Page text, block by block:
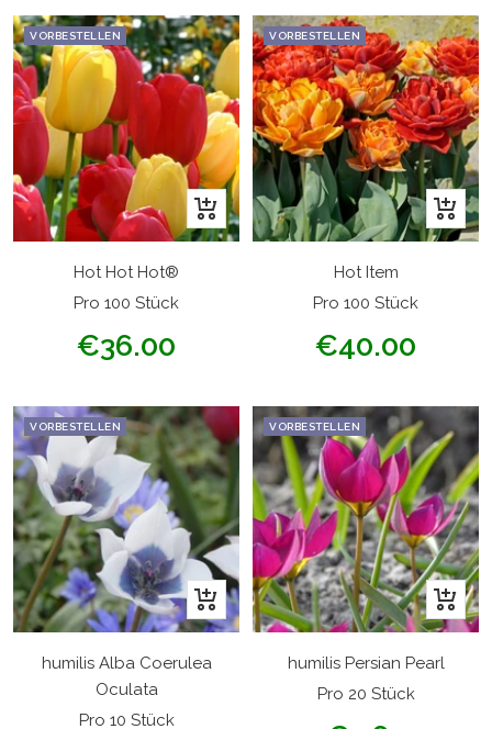
VORBESTELLEN
Schnellansicht
Hot Hot Hot®
Pro 100 Stück
Angebotspreis
€36.00
VORBESTELLEN
Hot Item
Pro 100 Stück
Angebotspreis
€40.00
VORBESTELLEN
In
den
humilis Alba Coerulea
Oculata
Pro 10 Stück
VORBESTELLEN
In
den
humilis Persian Pearl
Pro 20 Stück
Angebotspreis